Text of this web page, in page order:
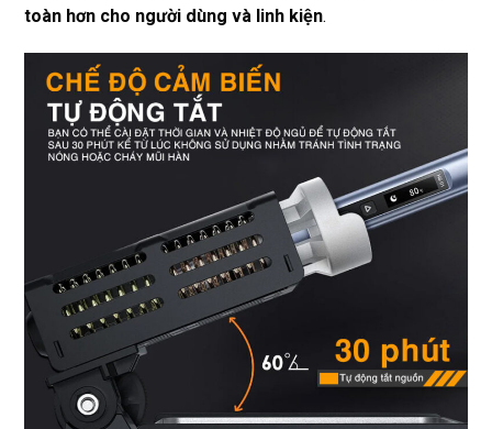
toàn hơn cho người dùng và linh kiện.